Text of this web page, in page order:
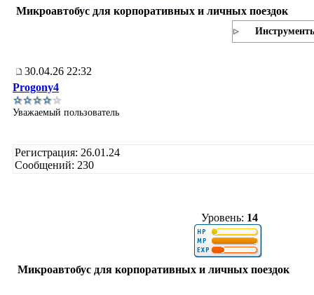
Микроавтобус для корпоративных и личных поездок
30.04.26 22:32
Progony4
Уважаемый пользователь
Регистрация: 26.01.24
Сообщений: 230
Уровень: 14
Микроавтобус для корпоративных и личных поездок